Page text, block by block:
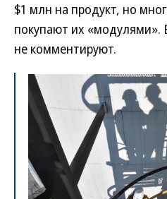
$1 млн на продукт, но
покупают их «модулями».
не комментируют.